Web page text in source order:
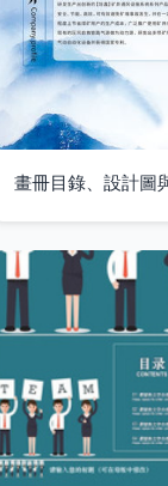
畫冊目錄、設計圖